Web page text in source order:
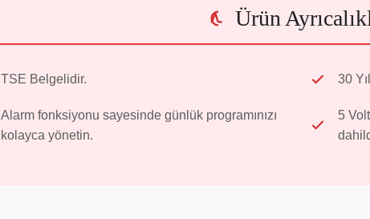
Ürün
TSE Belgelidir. 30
Alarm fonksiyonu sayesinde günlük programınızı
kolayca yönetin.
5